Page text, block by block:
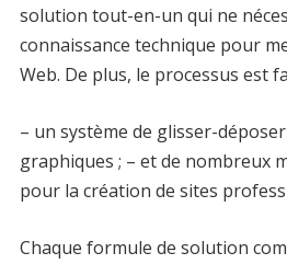
solution tout-en-un qui ne
connaissance technique pour
Web. De plus, le processus est
– un système de glisser-
graphiques ; – et de nombreux
pour la création de sites
Chaque formule de solution